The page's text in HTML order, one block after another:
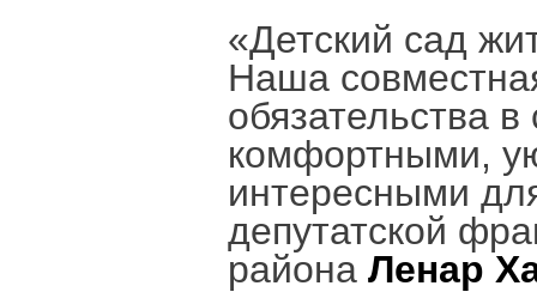
«Детский сад
Наша
обязательства
комфортными,
интересными
депутатской
района Ленар